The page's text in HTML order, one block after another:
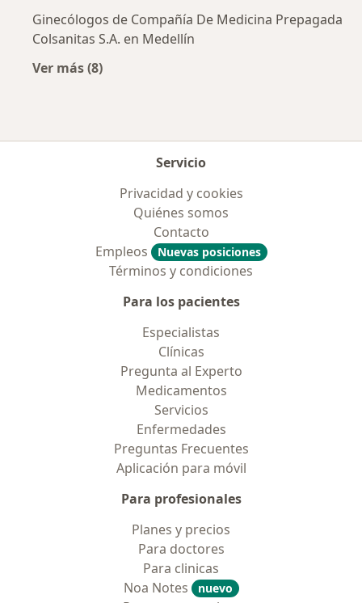
Ginecólogos de Compañía De Medicina Prepagada
Colsanitas S.A. en Medellín
Ver más (8)
Servicio
Privacidad y cookies
Quiénes somos
Contacto
Empleos
Nuevas posiciones
Términos y condiciones
Para los pacientes
Especialistas
Clínicas
Pregunta al Experto
Medicamentos
Servicios
Enfermedades
Preguntas Frecuentes
Aplicación para móvil
Para profesionales
Planes y precios
Para doctores
Para clinicas
Noa Notes
nuevo